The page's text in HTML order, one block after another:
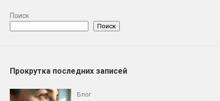
Поиск
Поиск
Прокрутка последних записей
Блог